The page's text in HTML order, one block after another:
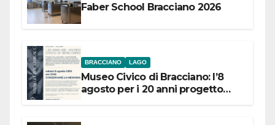
Faber School Bracciano 2026
BRACCIANO LAGO
Museo Civico di Bracciano: l’8
agosto per i 20 anni progetto